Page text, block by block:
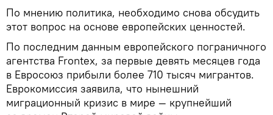
По мнению политика, необходимо снова обсудить
этот вопрос на основе европейских ценностей.
По последним данным европейского пограничного
агентства Frontex, за первые девять месяцев года
в Евросоюз прибыли более 710 тысяч мигрантов.
Еврокомиссия заявила, что нынешний
миграционный кризис в мире — крупнейший